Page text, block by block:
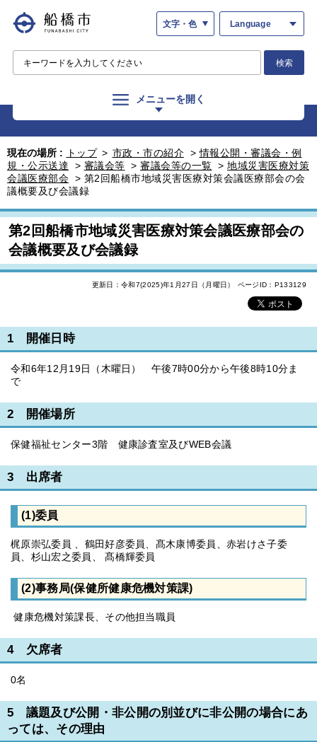
文字・色 Language
検索
メニューを開く
現在の場所 : トップ > 市政・市の紹介 >情報公開・審議会・例
規・公示送達
> 審議会等 > 審議会等の一覧 > 地域災害医療対策
会議医療部会 > 第2回船橋市地域災害医療対策会議医療部会の会
議概要及び会議録
第2回船橋市地域災害医療対策会議医療部会の
会議概要及び会議録
更新日：令和7(2025)年1月27日（月曜日） ページID：P133129
1 開催日時
令和6年12月19日（木曜日） 午後7時00分から午後8時10分ま
で
2 開催場所
保健福祉センター3階 健康診査室及びWEB会議
3 出席者
(1)委員
梶原崇弘委員 、鶴田好彦委員、髙木康博委員、赤岩けさ子委
員、杉山宏之委員、 髙橋輝委員
(2)事務局(保健所健康危機対策課)
健康危機対策課長、その他担当職員
4 欠席者
0名
5 議題及び公開・非公開の別並びに非公開の場合にあ
っては、その理由